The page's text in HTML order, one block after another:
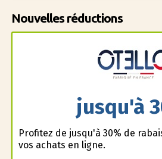
Nouvelles réductions
jusqu'à
Profitez de jusqu'à 30% de
vos achats en ligne.